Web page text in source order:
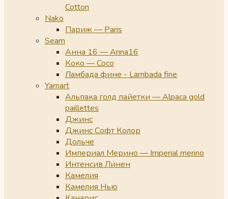
Cotton
Nako
Париж — Paris
Seam
Анна 16 — Anna16
Коко — Coco
Ламбада фине - Lambada fine
Yarnart
Альпака голд пайетки — Alpaca gold
paillettes
Джинс
Джинс Софт Колор
Дольче
Империал Мерино — Imperial merino
Интенсив Линен
Камелия
Камелия Нью